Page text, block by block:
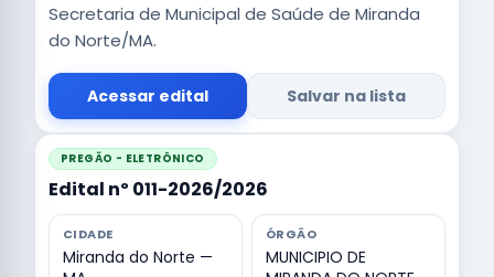
Secretaria de Municipal de Saúde de Miranda
do Norte/MA.
Acessar edital Salvar na lista
PREGÃO - ELETRÔNICO
Edital nº 011-2026/2026
CIDADE
Miranda do Norte —
ÓRGÃO
MUNICIPIO DE